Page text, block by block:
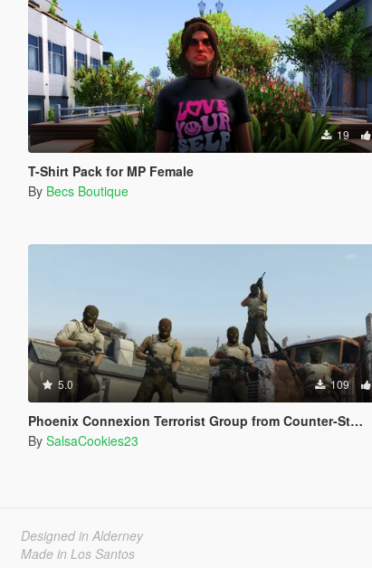
19
T-Shirt Pack for MP Female
By Becs Boutique
5.0 109
Phoenix Connexion Terrorist Group from Counter-Strike: Global Offensive (Shattered Web + Broken Fang skins included)
By SalsaCookies23
Designed in Alderney
Made in Los Santos